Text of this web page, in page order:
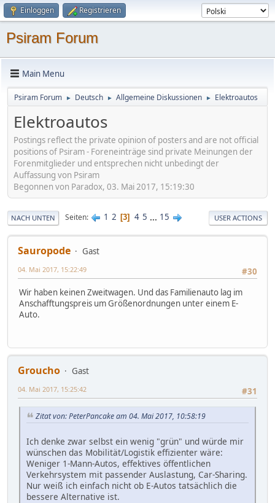
Einloggen Registrieren
Psiram Forum
Main Menu
Psiram Forum ► Deutsch ► Allgemeine Diskussionen ► Elektroautos
Elektroautos
Postings reflect the private opinion of posters and are not official
positions of Psiram - Foreneinträge sind private Meinungen der
Forenmitglieder und entsprechen nicht unbedingt der
Auffassung von Psiram
Begonnen von Paradox, 03. Mai 2017, 15:19:30
NACH UNTEN Seiten 1 2 3 4 5 ... 15 USER ACTIONS
Sauropode
Gast
#30
04. Mai 2017, 15:22:49
Wir haben keinen Zweitwagen. Und das Familienauto lag im
Anschafftungspreis um Größenordnungen unter einem E-
Auto.
Groucho
Gast
#31
04. Mai 2017, 15:25:42
Zitat von: PeterPancake am 04. Mai 2017, 10:58:19
Ich denke zwar selbst ein wenig "grün" und würde mir
wünschen das Mobilität/Logistik effizienter wäre:
Weniger 1-Mann-Autos, effektives öffentlichen
Verkehrsystem mit passender Auslastung, Car-Sharing.
Nur weiß ich einfach nicht ob E-Autos tatsächlich die
bessere Alternative ist.